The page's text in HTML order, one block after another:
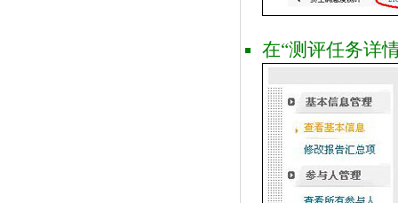
在“测评任务详